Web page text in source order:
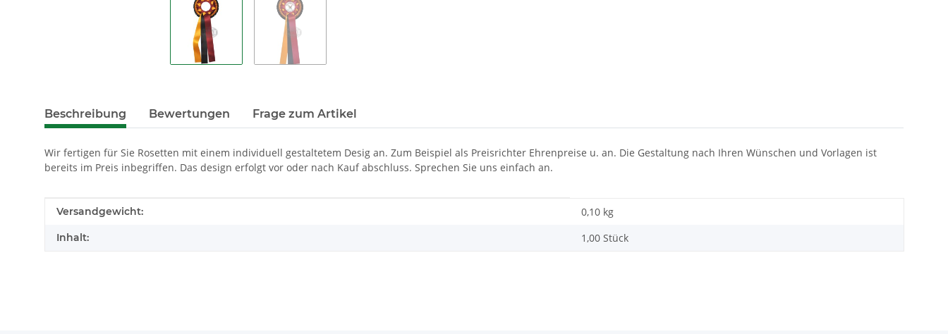
Beschreibung Bewertungen Frage zum Artikel
Wir fertigen für Sie Rosetten mit einem individuell gestaltetem Desig an. Zum Beispiel als Preisrichter Ehrenpreise u. an. Die Gestaltung nach Ihren Wünschen und Vorlagen ist
bereits im Preis inbegriffen. Das design erfolgt vor oder nach Kauf abschluss. Sprechen Sie uns einfach an.
Produkteigenschaft
Wert
Versandgewicht: 0,10 kg
Inhalt: 1,00 Stück